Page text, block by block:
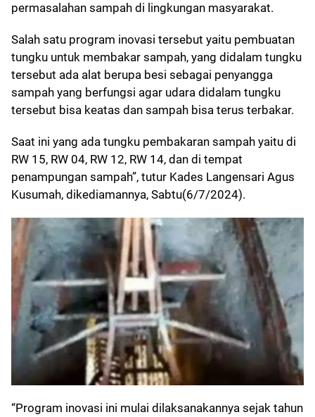
permasalahan sampah di lingkungan masyarakat.
Salah satu program inovasi tersebut yaitu pembuatan
tungku untuk membakar sampah, yang didalam tungku
tersebut ada alat berupa besi sebagai penyangga
sampah yang berfungsi agar udara didalam tungku
tersebut bisa keatas dan sampah bisa terus terbakar.
Saat ini yang ada tungku pembakaran sampah yaitu di
RW 15, RW 04, RW 12, RW 14, dan di tempat
penampungan sampah”, tutur Kades Langensari Agus
Kusumah, dikediamannya, Sabtu(6/7/2024).
“Program inovasi ini mulai dilaksanakannya sejak tahun